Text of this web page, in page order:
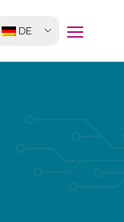
DE